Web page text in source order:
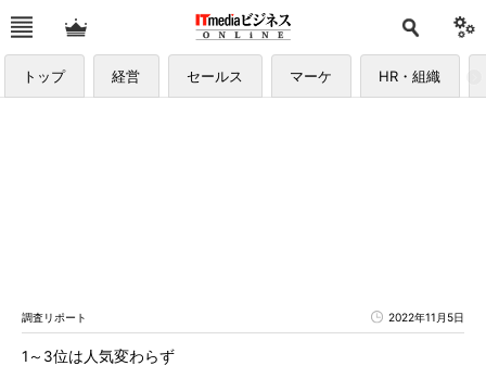
トップ 経営 セールス マーケ HR・組織
調査リポート 2022年11月5日
1～3位は人気変わらず